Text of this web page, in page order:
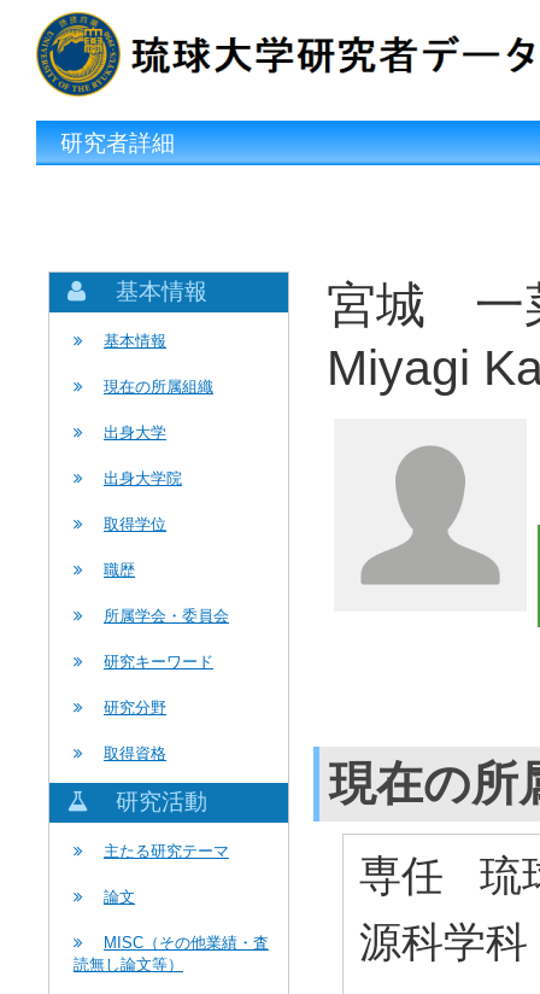
研究者詳細
基本情報
基本情報
現在の所属組織
出身大学
出身大学院
取得学位
職歴
所属学会・委員会
研究キーワード
研究分野
取得資格
研究活動
主たる研究テーマ
論文
MISC（その他業績・査
読無し論文等）
宮城 一
Miyagi
現在の所
専任 琉
源科学